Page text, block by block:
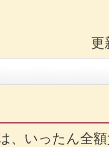
更
、いったん全